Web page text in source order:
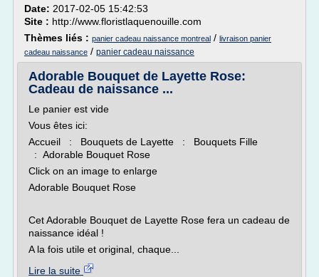
Date: 2017-02-05 15:42:53
Site : http://www.floristlaquenouille.com
Thèmes liés : panier cadeau naissance montreal / livraison panier
cadeau naissance / panier cadeau naissance
Adorable Bouquet de Layette Rose:
Cadeau de naissance ...
Le panier est vide
Vous êtes ici:
Accueil : Bouquets de Layette : Bouquets Fille
: Adorable Bouquet Rose
Click on an image to enlarge
Adorable Bouquet Rose
Cet Adorable Bouquet de Layette Rose fera un cadeau de
naissance idéal !
A la fois utile et original, chaque...
Lire la suite